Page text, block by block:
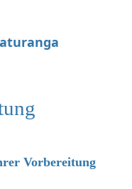
Vorbereitung